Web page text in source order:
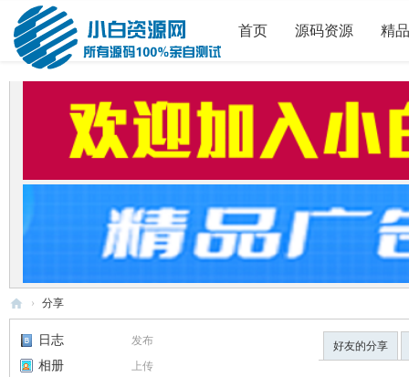
首页 源码资源 精
白
› 分享
发布
日志
上传
相册
好友的分享